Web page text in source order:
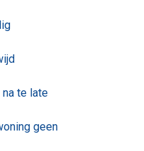
te late
geen